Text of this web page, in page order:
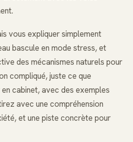
vous expliquer simplement
bascule en mode stress, et
des mécanismes naturels pour
compliqué, juste ce que
cabinet, avec des exemples
avec une compréhension
et une piste concrète pour